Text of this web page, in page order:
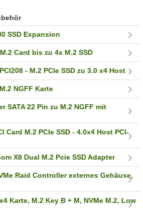
SSD Expansion
Card bis zu 4x M.2 SSD
- M.2 PCIe SSD zu 3.0 x4 Host
NGFF Karte
SATA 22 Pin zu M.2 NGFF mit
Card M.2 PCIe SSD - 4.0x4 Host PCI-
X8 Dual M.2 Pcie SSD Adapter
Raid Controller externes Gehäuse,
Karte, M.2 Key B + M, NVMe M.2, Low